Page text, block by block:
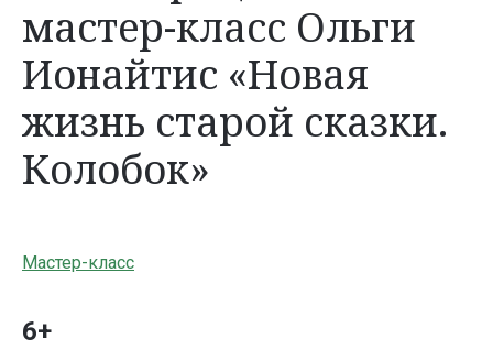
мастер-класс Ольги
Ионайтис «Новая
жизнь старой сказки.
Колобок»
Мастер-класс
6+